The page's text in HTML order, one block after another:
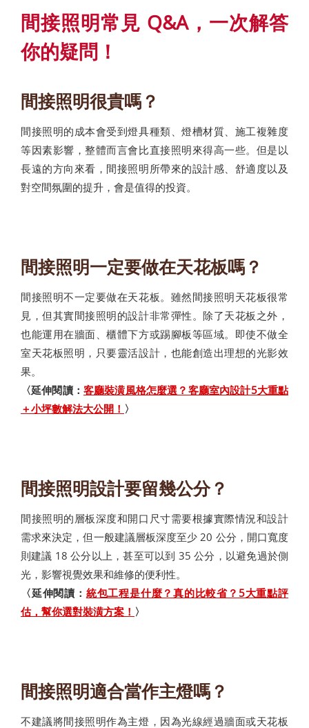
間接照明常見 Q&A，一次解答
你的疑問！
間接照明很貴嗎？
間接照明的成本會受到燈具種類、燈槽材質、施工複雜度
等因素影響，整體而言會比直接照明來得高一些。但是以
長遠的方向來看，間接照明所帶來的設計感、舒適度以及
對空間氛圍的提升，會是值得的投資。
間接照明一定要做在天花板嗎？
間接照明不一定要做在天花板。雖然間接照明天花板很常
見，但其實間接照明的設計非常彈性。除了天花板之外，
也能運用在牆面、櫃體下方或踢腳板等區域。即使不做全
室天花板照明，只要靈活設計，也能創造出理想的光影效
果。
〈延伸閱讀： 客廳裝潢風格怎麼選？客廳室內設計5大重點
＋小坪數解法大公開！ 〉
間接照明設計要留幾公分？
間接照明的層板深度和開口尺寸需要根據實際情況和設計
需求來決定，但一般建議層板深度至少 20 公分，開口寬度
則建議 18 公分以上，甚至可以到 35 公分，以避免過於側
光，影響視覺效果和維修的便利性。
〈延伸閱讀： 統包工程是什麼？真的比較省？5大重點評
估，幫你選對裝潢方案！ 〉
間接照明適合當作主燈嗎？
不建議將間接照明作為主燈，因為光線經過牆面或天花板